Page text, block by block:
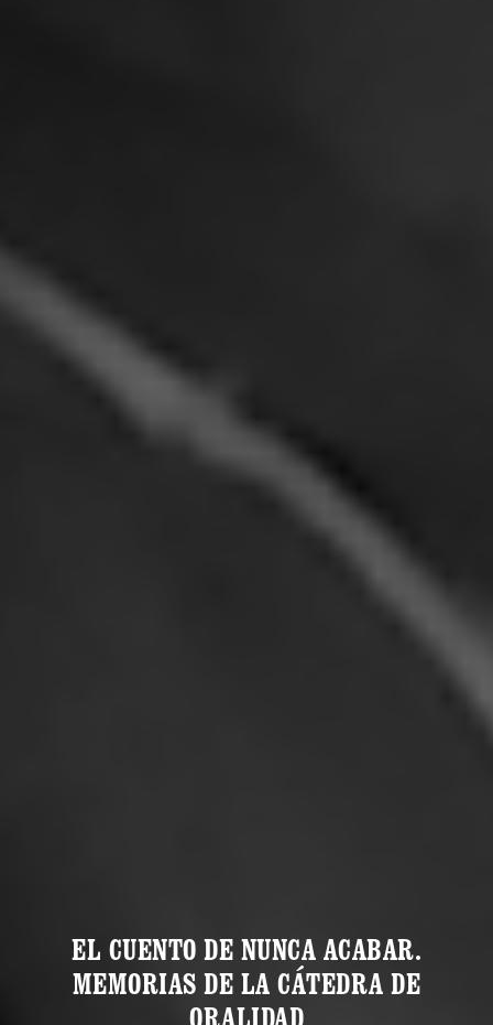
EL CUENTO DE NUNCA ACABAR.
MEMORIAS DE LA CÁTEDRA DE
ORALIDAD